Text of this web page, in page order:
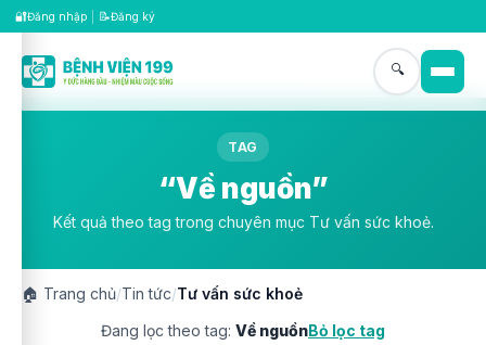
🔐Đăng nhập 📝Đăng ký
🔍
TAG
“Về nguồn”
Kết quả theo tag trong chuyên mục Tư vấn sức khoẻ.
🏠 Trang chủ/Tin tức/Tư vấn sức khoẻ
Đang lọc theo tag: Về nguồnBỏ lọc tag